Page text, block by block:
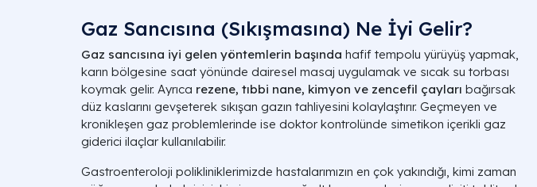
Gaz Sancısına (Sıkışmasına) Ne İyi Gelir?
Gaz sancısına iyi gelen yöntemlerin başında hafif tempolu yürüyüş yapmak,
karın bölgesine saat yönünde dairesel masaj uygulamak ve sıcak su torbası
koymak gelir. Ayrıca rezene, tıbbi nane, kimyon ve zencefil çayları bağırsak
düz kaslarını gevşeterek sıkışan gazın tahliyesini kolaylaştırır. Geçmeyen ve
kronikleşen gaz problemlerinde ise doktor kontrolünde simetikon içerikli gaz
giderici ilaçlar kullanılabilir.
Gastroenteroloji polikliniklerimizde hastalarımızın en çok yakındığı, kimi zaman